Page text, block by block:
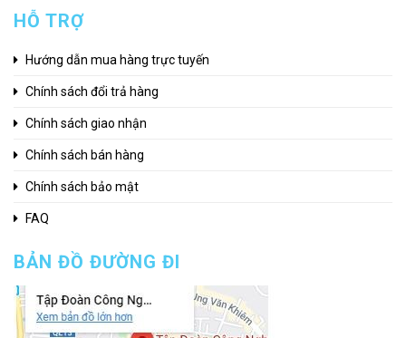
HỖ TRỢ
Hướng dẫn mua hàng trực tuyến
Chính sách đổi trả hàng
Chính sách giao nhận
Chính sách bán hàng
Chính sách bảo mật
FAQ
BẢN ĐỒ ĐƯỜNG ĐI